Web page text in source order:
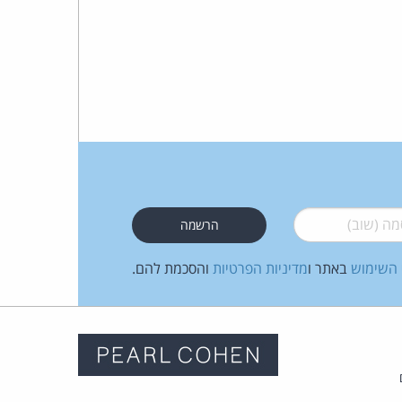
(שוב)*
השימוש באתר ומדיניות הפרטיות והסכמת להם.